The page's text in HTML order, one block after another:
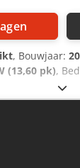
, Bouwjaar:
(13,60 pk),
504 Motor:
540/
Ajzfu
Verkoop